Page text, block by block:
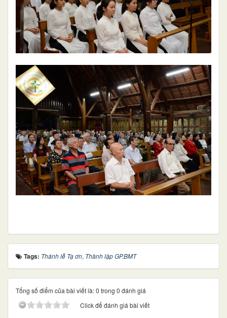
Tags: Thánh lễ Tạ ơn, Thành lập GP.BMT
Tổng số điểm của bài viết là: 0 trong 0 đánh giá
Click để đánh giá bài viết